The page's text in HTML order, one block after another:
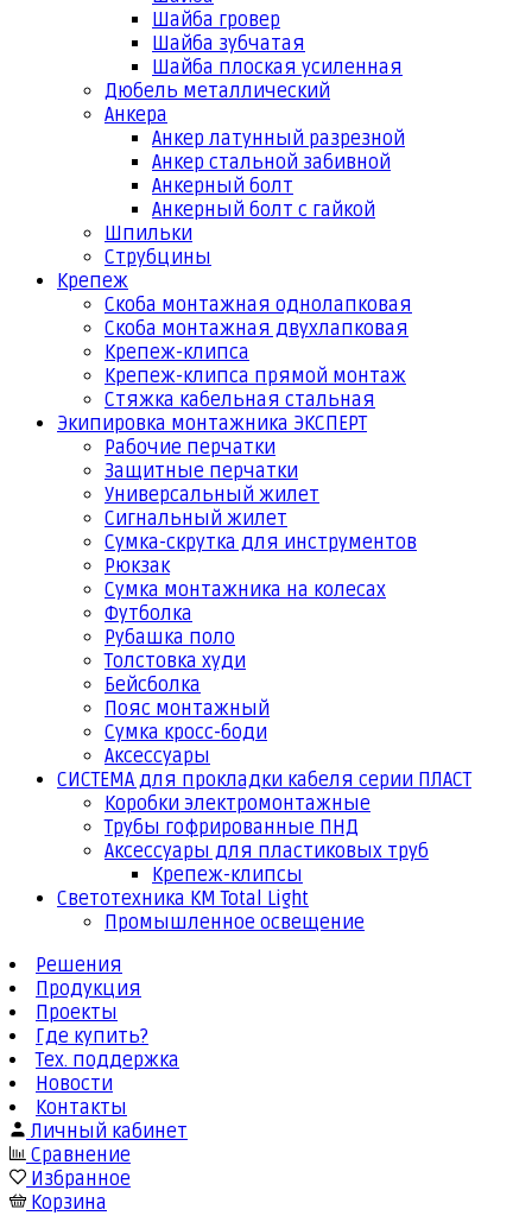
Шайба гровер
Шайба зубчатая
Шайба плоская усиленная
Дюбель металлический
Анкера
Анкер латунный разрезной
Анкер стальной забивной
Анкерный болт
Анкерный болт с гайкой
Шпильки
Струбцины
Крепеж
Скоба монтажная однолапковая
Скоба монтажная двухлапковая
Крепеж-клипса
Крепеж-клипса прямой монтаж
Стяжка кабельная стальная
Экипировка монтажника ЭКСПЕРТ
Рабочие перчатки
Защитные перчатки
Универсальный жилет
Сигнальный жилет
Сумка-скрутка для инструментов
Рюкзак
Сумка монтажника на колесах
Футболка
Рубашка поло
Толстовка худи
Бейсболка
Пояс монтажный
Сумка кросс-боди
Аксессуары
СИСТЕМА для прокладки кабеля серии ПЛАСТ
Коробки электромонтажные
Трубы гофрированные ПНД
Аксессуары для пластиковых труб
Крепеж-клипсы
Светотехника КМ Total Light
Промышленное освещение
Решения
Продукция
Проекты
Где купить?
Тех. поддержка
Новости
Контакты
Личный кабинет
Сравнение
Избранное
Корзина